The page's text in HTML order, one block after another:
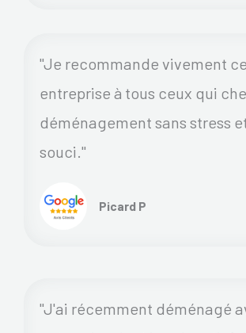
"Je recommande vivement
entreprise à tous ceux qui
déménagement sans stress
souci."
Picard P
"J'ai récemment déménagé